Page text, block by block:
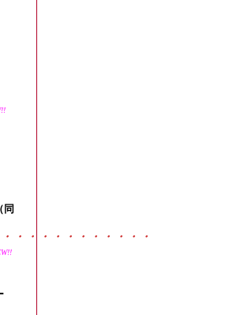
同
・・・・・・・・・・・